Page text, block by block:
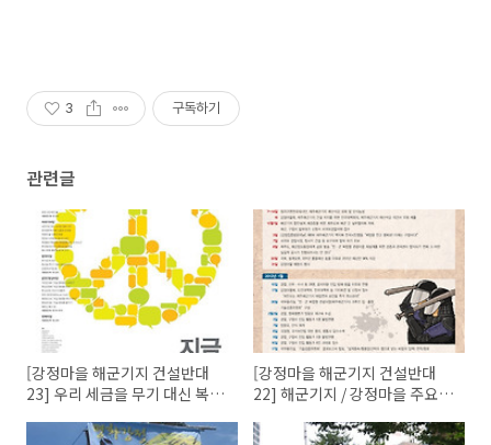
3 구독하기
관련글
[강정마을 해군기지 건설반대
23] 우리 세금을 무기 대신 복지
[강정마을 해군기지 건설반대
22] 해군기지 / 강정마을 주요